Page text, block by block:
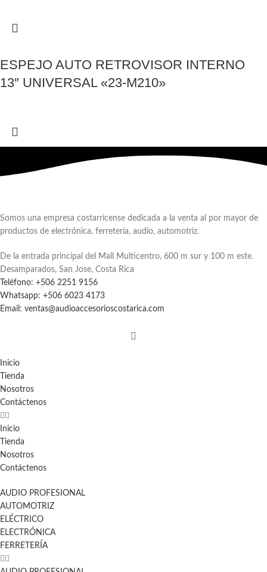
ESPEJO AUTO RETROVISOR INTERNO
13″ UNIVERSAL «23-M210»
Somos una empresa costarricense dedicada a la venta al por mayor de
productos de electrónica, ferretería, audio, automotriz.
De la entrada principal del Mall Multicentro, 600 m sur y 100 m este.
Desamparados, San Jose, Costa Rica
Teléfono: +506 2251 9156
Whatsapp: +506 6023 4173
Email: ventas@audioaccesorioscostarica.com
Inicio
Tienda
Nosotros
Contáctenos
Inicio
Tienda
Nosotros
Contáctenos
AUDIO PROFESIONAL
AUTOMOTRIZ
ELÉCTRICO
ELECTRÓNICA
FERRETERÍA